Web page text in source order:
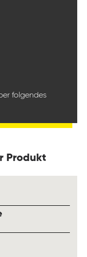
folgendes
Produkt